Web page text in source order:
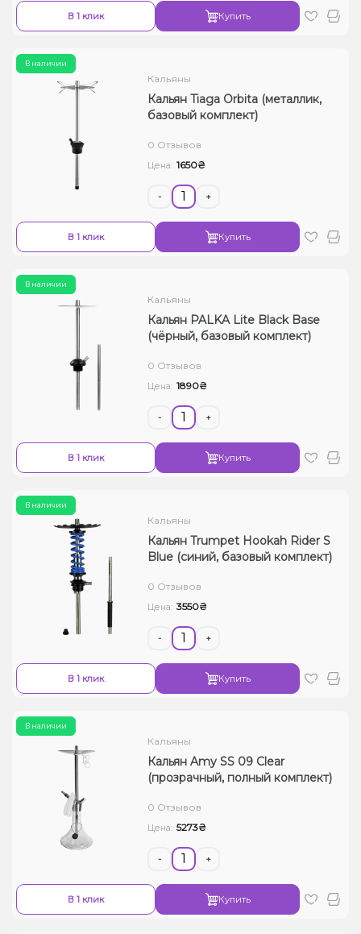
В 1 клик Купить
В наличии
Кальяны
Кальян Tiaga Orbita (металлик,
базовый комплект)
0 Отзывов
Цена: 1650₴
- +
В 1 клик Купить
В наличии
Кальяны
Кальян PALKA Lite Black Base
(чёрный, базовый комплект)
0 Отзывов
Цена: 1890₴
- +
В 1 клик Купить
В наличии
Кальяны
Кальян Trumpet Hookah Rider S
Blue (синий, базовый комплект)
0 Отзывов
Цена: 3550₴
- +
В 1 клик Купить
В наличии
Кальяны
Кальян Amy SS 09 Clear
(прозрачный, полный комплект)
0 Отзывов
Цена: 5273₴
- +
В 1 клик Купить